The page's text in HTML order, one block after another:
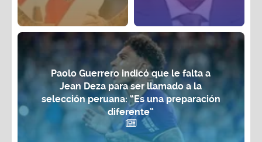
Paolo Guerrero indicó que le falta a
Jean Deza para ser llamado a la
selección peruana: “Es una preparación
diferente”